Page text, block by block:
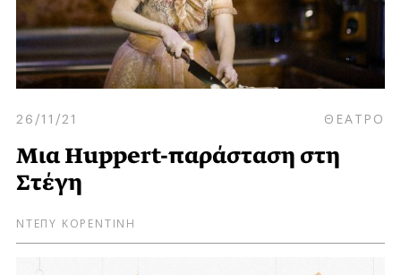
26/11/21 ΘΕΑΤΡΟ
Μια Huppert-παράσταση στη
Στέγη
ΝΤΕΠΥ ΚΟΡΕΝΤΙΝΗ